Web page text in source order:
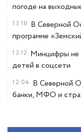
погоде на
13:18 В Северной
программе
13:12 Минцифры не
детей в соцсети
12:04 В Северной
банки, МФО и